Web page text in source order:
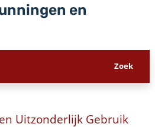
en
Uitzonderlijk Gebruik